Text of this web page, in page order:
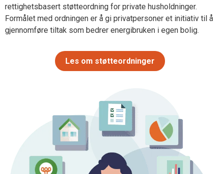
rettighetsbasert støtteordning for private husholdninger.
Formålet med ordningen er å gi privatpersoner et initiativ til å
gjennomføre tiltak som bedrer energibruken i egen bolig.
Les om støtteordninger